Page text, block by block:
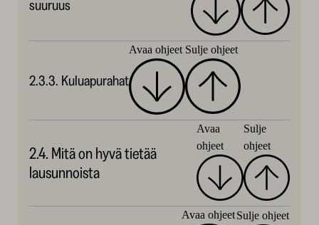
suuruus
2.3.3. Kuluapurahat
Avaa ohjeet Sulje ohjeet
2.4. Mitä on hyvä tietää
lausunnoista
Avaa
ohjeet
Sulje
ohjeet
Avaa ohjeetSulje ohjeet